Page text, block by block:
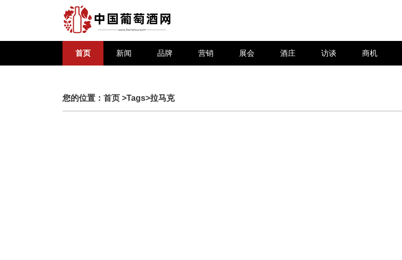
首页 新闻 品牌 营销 展会 酒庄 访谈 商机
您的位置： 首页 >Tags>拉马克